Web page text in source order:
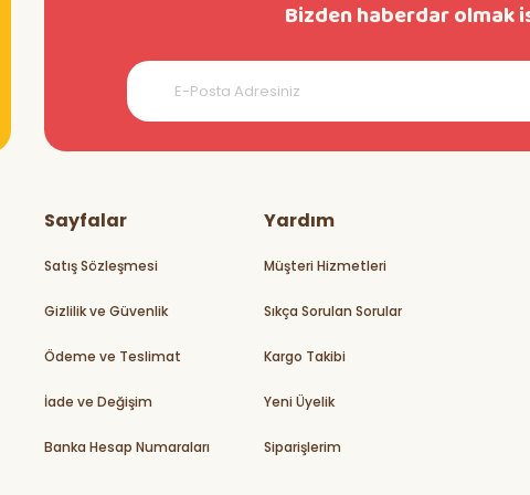
Bizden haberdar olmak
Sayfalar
Satış Sözleşmesi
Gizlilik ve Güvenlik
Ödeme ve Teslimat
İade ve Değişim
Banka Hesap Numaraları
Yardım
Müşteri Hizmetleri
Sıkça Sorulan Sorular
Kargo Takibi
Yeni Üyelik
Siparişlerim